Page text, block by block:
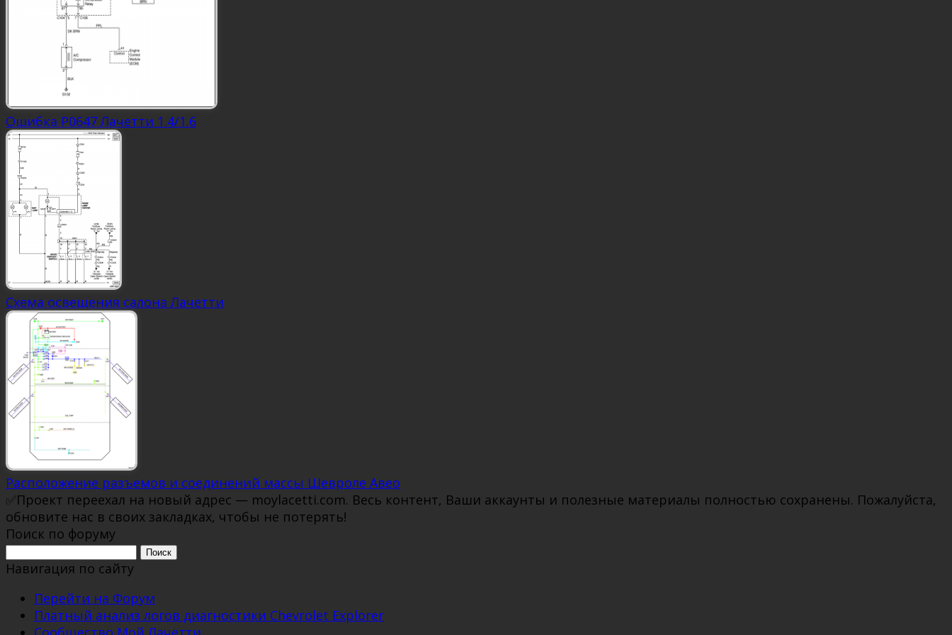
Ошибка P0647 Лачетти 1.4/1.6
Схема освещения салона Лачетти
Расположение разъемов и соединений массы Шевроле Авео
✅Проект переехал на новый адрес — moylacetti.com. Весь контент, Ваши аккаунты и полезные материалы полностью сохранены. Пожалуйста,
обновите нас в своих закладках, чтобы не потерять!
Поиск по форуму
Поиск:
Навигация по сайту
Перейти на Форум
Платный анализ логов диагностики Chevrolet Explorer